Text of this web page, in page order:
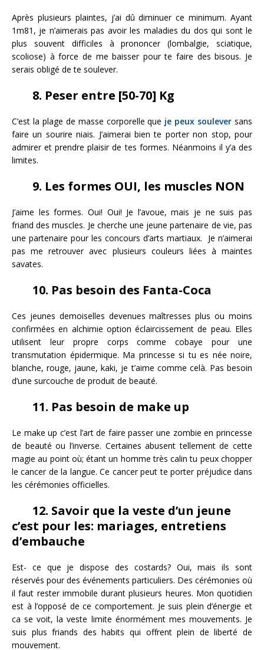
Après plusieurs plaintes, j’ai dû diminuer ce minimum. Ayant
1m81, je n’aimerais pas avoir les maladies du dos qui sont le
plus souvent difficiles à prononcer (lombalgie, sciatique,
scoliose) à force de me baisser pour te faire des bisous. Je
serais obligé de te soulever.
8. Peser entre [50-70] Kg
C’est la plage de masse corporelle que je peux souleversans
faire un sourire niais. J’aimerai bien te porter non stop, pour
admirer et prendre plaisir de tes formes. Néanmoins il y’a des
limites.
9. Les formes OUI, les muscles NON
J’aime les formes. Oui! Oui! Je l’avoue, mais je ne suis pas
friand des muscles. Je cherche une jeune partenaire de vie, pas
une partenaire pour les concours d’arts martiaux. Je n’aimerai
pas me retrouver avec plusieurs couleurs liées à maintes
savates.
10. Pas besoin des Fanta-Coca
Ces jeunes demoiselles devenues maîtresses plus ou moins
confirmées en alchimie option éclaircissement de peau. Elles
utilisent leur propre corps comme cobaye pour une
transmutation épidermique. Ma princesse si tu es née noire,
blanche, rouge, jaune, kaki, je t’aime comme celà. Pas besoin
d’une surcouche de produit de beauté.
11. Pas besoin de make up
Le make up c’est l’art de faire passer une zombie en princesse
de beauté ou l’inverse. Certaines abusent tellement de cette
magie au point où; étant un homme très calin tu peux chopper
le cancer de la langue. Ce cancer peut te porter préjudice dans
les cérémonies officielles.
12. Savoir que la veste d’un jeune
c’est pour les: mariages, entretiens
d’embauche
Est- ce que je dispose des costards? Oui, mais ils sont
réservés pour des événements particuliers. Des cérémonies où
il faut rester immobile durant plusieurs heures. Mon quotidien
est à l’opposé de ce comportement. Je suis plein d’énergie et
ca se voit, la veste limite énormément mes mouvements. Je
suis plus friands des habits qui offrent plein de liberté de
mouvement.